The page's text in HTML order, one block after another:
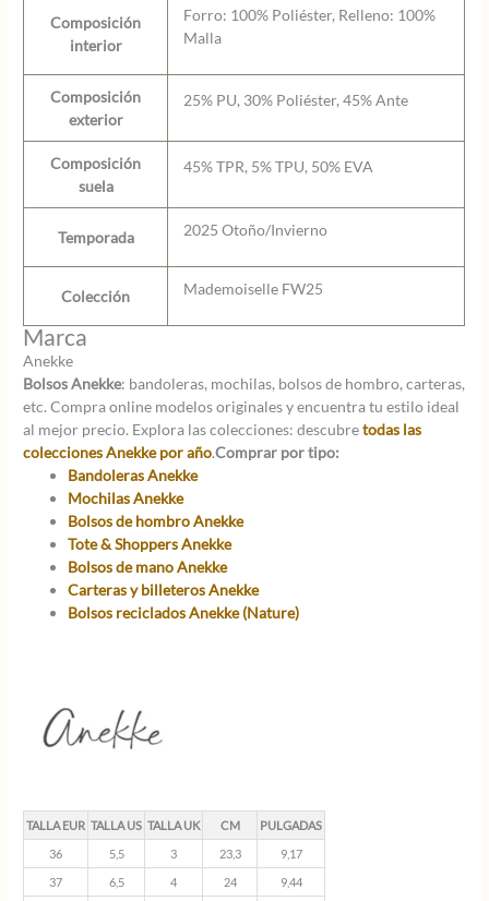
Composición
interior
Forro: 100% Poliéster, Relleno: 100%
Malla
Composición
exterior
25% PU, 30% Poliéster, 45% Ante
Composición
suela
45% TPR, 5% TPU, 50% EVA
Temporada 2025 Otoño/Invierno
Colección Mademoiselle FW25
Marca
Anekke
Bolsos Anekke: bandoleras, mochilas, bolsos de hombro, carteras,
etc. Compra online modelos originales y encuentra tu estilo ideal
al mejor precio. Explora las colecciones: descubretodas las
colecciones Anekke por año.Comprar por tipo:
Bandoleras Anekke
Mochilas Anekke
Bolsos de hombro Anekke
Tote & Shoppers Anekke
Bolsos de mano Anekke
Carteras y billeteros Anekke
Bolsos reciclados Anekke (Nature)
TALLA EUR TALLA US TALLA UK CM
PULGADAS
36
5,5 3 23,3
9,17
37
6,5 4 24
9,44